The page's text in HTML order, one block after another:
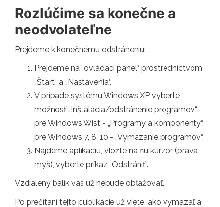
Rozlúčime sa konečne a
neodvolateľne
Prejdeme k konečnému odstráneniu:
Prejdeme na „ovládací panel“ prostredníctvom
„Štart“ a „Nastavenia“.
V prípade systému Windows XP vyberte
možnosť „Inštalácia/odstránenie programov“,
pre Windows Wist - „Programy a komponenty“,
pre Windows 7, 8, 10 - „Vymazanie programov“.
Nájdeme aplikáciu, vložte na ňu kurzor (pravá
myš), vyberte príkaz „Odstrániť“.
Vzdialený balík vás už nebude obťažovať.
Po prečítaní tejto publikácie už viete, ako vymazať a